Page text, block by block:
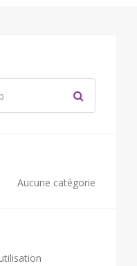
Aucune catégorie